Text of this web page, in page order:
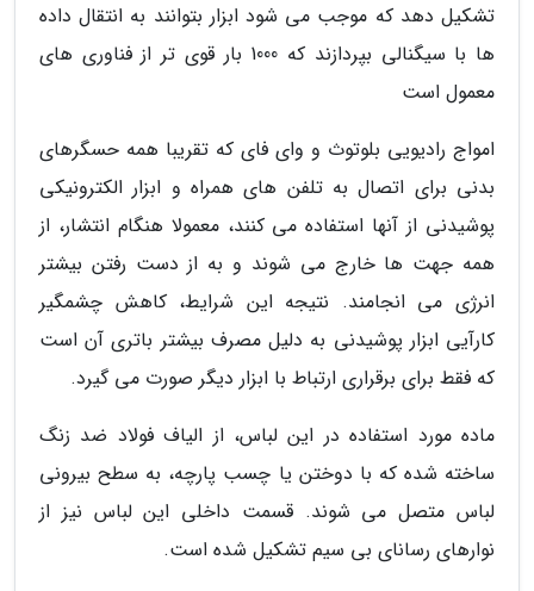
تشکیل دهد که موجب می شود ابزار بتوانند به انتقال داده
ها با سیگنالی بپردازند که 1000 بار قوی تر از فناوری های
معمول است
امواج رادیویی بلوتوث و وای فای که تقریبا همه حسگرهای
بدنی برای اتصال به تلفن های همراه و ابزار الکترونیکی
پوشیدنی از آنها استفاده می کنند، معمولا هنگام انتشار، از
همه جهت ها خارج می شوند و به از دست رفتن بیشتر
انرژی می انجامند. نتیجه این شرایط، کاهش چشمگیر
کارآیی ابزار پوشیدنی به دلیل مصرف بیشتر باتری آن است
که فقط برای برقراری ارتباط با ابزار دیگر صورت می گیرد.
ماده مورد استفاده در این لباس، از الیاف فولاد ضد زنگ
ساخته شده که با دوختن یا چسب پارچه، به سطح بیرونی
لباس متصل می شوند. قسمت داخلی این لباس نیز از
نوارهای رسانای بی سیم تشکیل شده است.